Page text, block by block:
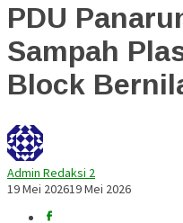
PDU
Sampah
Block
Admin Redaksi 2
19 Mei 202619 Mei 2026